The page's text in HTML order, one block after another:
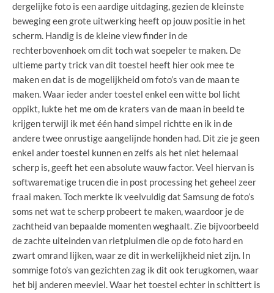
dergelijke foto is een aardige uitdaging, gezien de kleinste
beweging een grote uitwerking heeft op jouw positie in het
scherm. Handig is de kleine view finder in de
rechterbovenhoek om dit toch wat soepeler te maken. De
ultieme party trick van dit toestel heeft hier ook mee te
maken en dat is de mogelijkheid om foto’s van de maan te
maken. Waar ieder ander toestel enkel een witte bol licht
oppikt, lukte het me om de kraters van de maan in beeld te
krijgen terwijl ik met één hand simpel richtte en ik in de
andere twee onrustige aangelijnde honden had. Dit zie je geen
enkel ander toestel kunnen en zelfs als het niet helemaal
scherp is, geeft het een absolute wauw factor. Veel hiervan is
softwarematige trucen die in post processing het geheel zeer
fraai maken. Toch merkte ik veelvuldig dat Samsung de foto’s
soms net wat te scherp probeert te maken, waardoor je de
zachtheid van bepaalde momenten weghaalt. Zie bijvoorbeeld
de zachte uiteinden van rietpluimen die op de foto hard en
zwart omrand lijken, waar ze dit in werkelijkheid niet zijn. In
sommige foto’s van gezichten zag ik dit ook terugkomen, waar
het bij anderen meeviel. Waar het toestel echter in schittert is